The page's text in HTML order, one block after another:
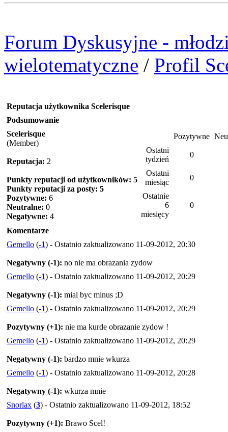
Forum Dyskusyjne -
wielotematyczne / Profil
Reputacja użytkownika Scelerisque
Podsumowanie
Scelerisque
(Member)
Reputacja: 2
Punkty reputacji od użytkowników: 5
Punkty reputacji za posty: 5
Pozytywne: 6
Neutralne: 0
Negatywne: 4
Pozytywne
Ostatni
tydzień
0
Ostatni
miesiąc
0
Ostatnie
6
miesięcy
0
Komentarze
Gemello (-1) - Ostatnio zaktualizowano 11-09-2012, 20:30
Negatywny (-1): no nie ma obrazania zydow
Gemello (-1) - Ostatnio zaktualizowano 11-09-2012, 20:29
Negatywny (-1): mial byc minus ;D
Gemello (-1) - Ostatnio zaktualizowano 11-09-2012, 20:29
Pozytywny (+1): nie ma kurde obrazanie zydow !
Gemello (-1) - Ostatnio zaktualizowano 11-09-2012, 20:29
Negatywny (-1): bardzo mnie wkurza
Gemello (-1) - Ostatnio zaktualizowano 11-09-2012, 20:28
Negatywny (-1): wkurza mnie
Snorlax (3) - Ostatnio zaktualizowano 11-09-2012, 18:52
Pozytywny (+1): Brawo Scel!